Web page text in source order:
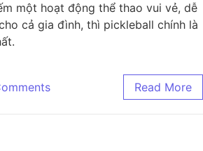
một hoạt động thể thao vui vẻ, dễ
cả gia đình, thì pickleball chính là
Read More